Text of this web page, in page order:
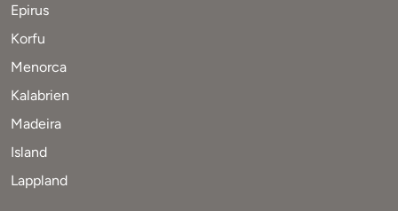
Epirus
Korfu
Menorca
Kalabrien
Madeira
Island
Lappland